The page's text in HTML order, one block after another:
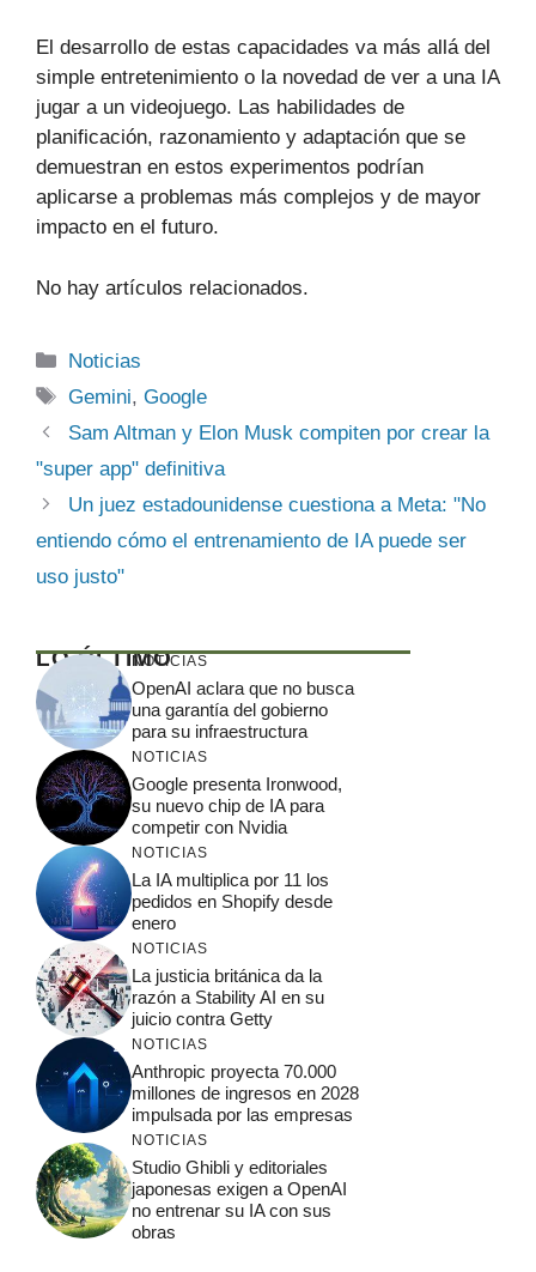
El desarrollo de estas capacidades va más allá del
simple entretenimiento o la novedad de ver a una IA
jugar a un videojuego. Las habilidades de
planificación, razonamiento y adaptación que se
demuestran en estos experimentos podrían
aplicarse a problemas más complejos y de mayor
impacto en el futuro.
No hay artículos relacionados.
Categorías
Noticias
Etiquetas
Gemini,Google
Sam Altman y Elon Musk compiten por crear la
"super app" definitiva
Un juez estadounidense cuestiona a Meta: "No
entiendo cómo el entrenamiento de IA puede ser
uso justo"
LO ÚLTIMONOTICIAS
OpenAI aclara que no busca
una garantía del gobierno
para su infraestructura
NOTICIAS
Google presenta Ironwood,
su nuevo chip de IA para
competir con Nvidia
NOTICIAS
La IA multiplica por 11 los
pedidos en Shopify desde
enero
NOTICIAS
La justicia británica da la
razón a Stability AI en su
juicio contra Getty
NOTICIAS
Anthropic proyecta 70.000
millones de ingresos en 2028
impulsada por las empresas
NOTICIAS
Studio Ghibli y editoriales
japonesas exigen a OpenAI
no entrenar su IA con sus
obras